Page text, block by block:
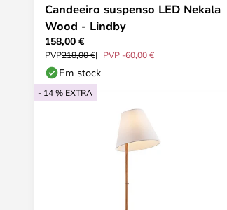
Candeeiro suspenso LED Nekala
Wood - Lindby
158,00 €
PVP218,00 € PVP -60,00 €
Em stock
- 14 % EXTRA